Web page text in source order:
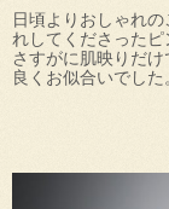
日頃よりおしゃれ
れしてくださったピ
さすがに肌映りだ
良くお似合いでし